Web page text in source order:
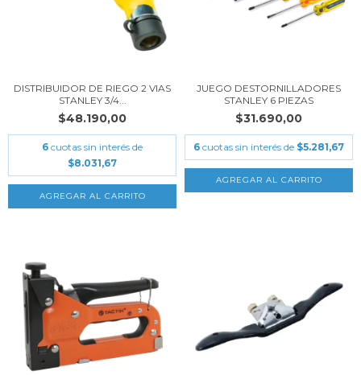
DISTRIBUIDOR DE RIEGO 2 VIAS
STANLEY 3/4...
$48.190,00
6 cuotas sin interés de
$8.031,67
JUEGO DESTORNILLADORES
STANLEY 6 PIEZAS
$31.690,00
6 cuotas sin interés de $5.281,67